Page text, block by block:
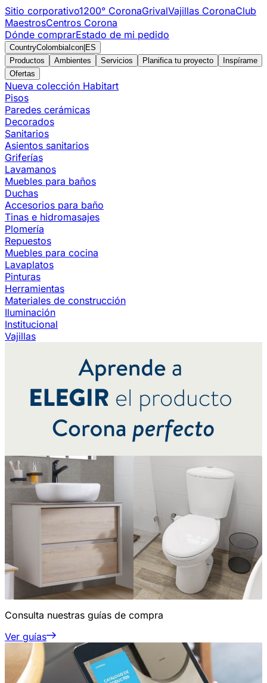
Sitio corporativo1200° CoronaGrivalVajillas CoronaClub
MaestrosCentros Corona
Dónde comprarEstado de mi pedido
CountryColombiaIcon ES
Productos
Ambientes Servicios Planifica tu proyecto
Inspírame
Ofertas
Nueva colección Habitart
Pisos
Paredes cerámicas
Decorados
Sanitarios
Asientos sanitarios
Griferías
Lavamanos
Muebles para baños
Duchas
Accesorios para baño
Tinas e hidromasajes
Plomería
Repuestos
Muebles para cocina
Lavaplatos
Pinturas
Herramientas
Materiales de construcción
Iluminación
Institucional
Vajillas
Consulta nuestras guías de compra
Ver guías